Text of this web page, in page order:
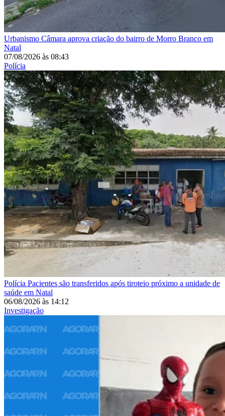
Urbanismo Câmara aprova criação do bairro de Morro Branco em
Natal
07/08/2026 às 08:43
Polícia
Polícia Pacientes são transferidos após tiroteio próximo a unidade de
saúde em Natal
06/08/2026 às 14:12
Investigação